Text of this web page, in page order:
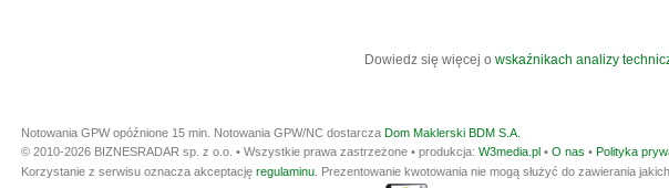
Dowiedz się więcej o wskaźnikach analizy
Notowania GPW opóźnione 15 min. Notowania GPW/NC dostarcza Dom Maklerski BDM S.A.
© 2010-2026 BIZNESRADAR sp. z o.o. • Wszystkie prawa zastrzeżone • produkcja: W3media.pl • O nas • Polityka
Korzystanie z serwisu oznacza akceptację regulaminu. Prezentowanie kwotowania nie mogą służyć do zawierania